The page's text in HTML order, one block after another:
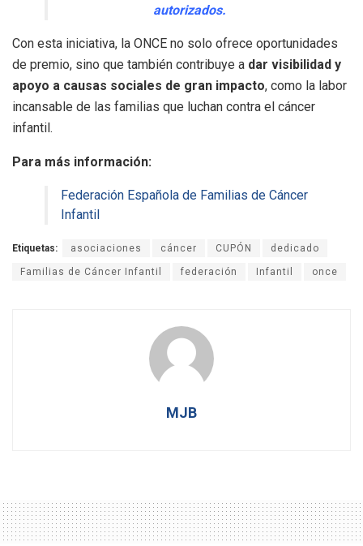
autorizados.
Con esta iniciativa, la ONCE no solo ofrece oportunidades
de premio, sino que también contribuye a dar visibilidad y
apoyo a causas sociales de gran impacto, como la labor
incansable de las familias que luchan contra el cáncer
infantil.
Para más información:
Federación Española de Familias de Cáncer
Infantil
Etiquetas: asociaciones cáncer CUPÓN dedicado
Familias de Cáncer Infantil federación Infantil once
MJB